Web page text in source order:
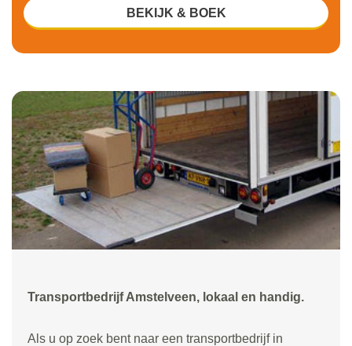
Transportbedrijf Amstelveen, lokaal en handig.
Als u op zoek bent naar een transportbedrijf in
BEKIJK & BOEK